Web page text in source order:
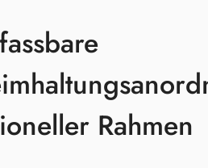
Rahmen